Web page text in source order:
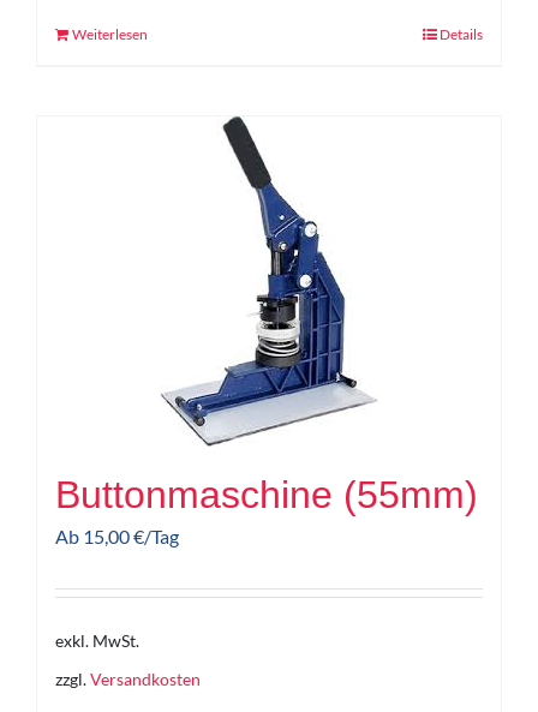
Weiterlesen Details
Buttonmaschine (55mm)
Ab 15,00€/Tag
exkl. MwSt.
zzgl.Versandkosten